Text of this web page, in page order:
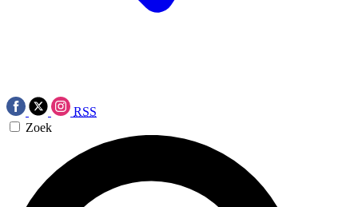
RSS
Zoek